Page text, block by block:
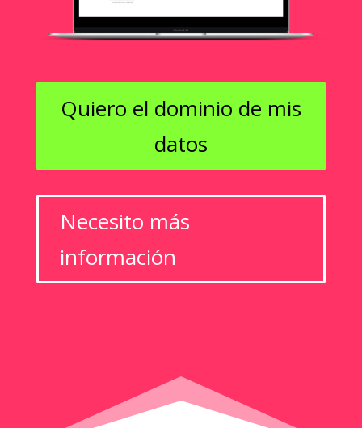
Quiero el dominio de mis
datos
Necesito más
información